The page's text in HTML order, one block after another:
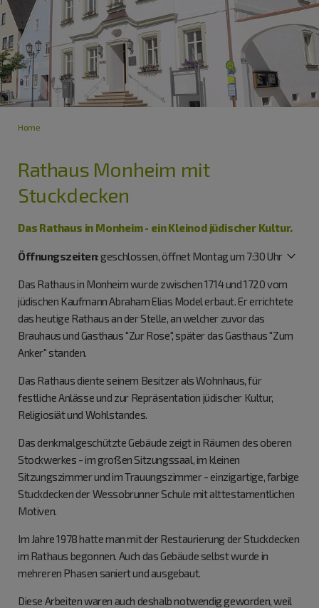
Home
Rathaus Monheim mit
Stuckdecken
Das Rathaus in Monheim - ein Kleinod jüdischer Kultur.
Öffnungszeiten:geschlossen, öffnet Montag um 7:30 Uhr
Das Rathaus in Monheim wurde zwischen 1714 und 1720 vom
jüdischen Kaufmann Abraham Elias Model erbaut. Er errichtete
das heutige Rathaus an der Stelle, an welcher zuvor das
Brauhaus und Gasthaus "Zur Rose", später das Gasthaus "Zum
Anker" standen.
Das Rathaus diente seinem Besitzer als Wohnhaus, für
festliche Anlässe und zur Repräsentation jüdischer Kultur,
Religiosiät und Wohlstandes.
Das denkmalgeschützte Gebäude zeigt in Räumen des oberen
Stockwerkes - im großen Sitzungssaal, im kleinen
Sitzungszimmer und im Trauungszimmer - einzigartige, farbige
Stuckdecken der Wessobrunner Schule mit alttestamentlichen
Motiven.
Im Jahre 1978 hatte man mit der Restaurierung der Stuckdecken
im Rathaus begonnen. Auch das Gebäude selbst wurde in
mehreren Phasen saniert und ausgebaut.
Diese Arbeiten waren auch deshalb notwendig geworden, weil